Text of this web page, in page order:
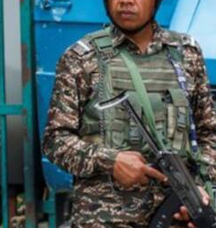
ఉగ్రదాడి జరిగిన తర్వాత
విజ్ఞప్తి చేసింది.
UNSC, ఒక గోప్యమైన
ఆరోపణలు
దేశాలు ఆ దేశానికి